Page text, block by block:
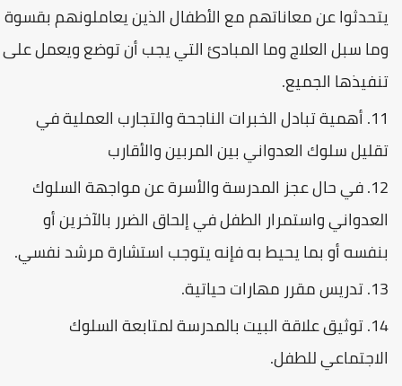
يتحدثوا عن معاناتهم مع الأطفال الذين يعاملونهم بقسوة
وما سبل العلاج وما المبادئ التي يجب أن توضع ويعمل على
تنفيذها الجميع.
أهمية تبادل الخبرات الناجحة والتجارب العملية في
تقليل سلوك العدواني بين المربين والأقارب
في حال عجز المدرسة والأسرة عن مواجهة السلوك
العدواني واستمرار الطفل في إلحاق الضرر بالآخرين أو
بنفسه أو بما يحيط به فإنه يتوجب استشارة مرشد نفسي.
تدريس مقرر مهارات حياتية.
توثيق علاقة البيت بالمدرسة لمتابعة السلوك
الاجتماعي للطفل.